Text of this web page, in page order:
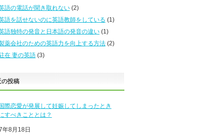
語の電話が聞き取れない(2)
語を話せないのに英語教師をしている (1)
語独特の発音と日本語の発音の違い(1)
薬会社のための英語力を向上する方法(2)
在 妻の英語(3)
の投稿
際恋愛が発展して妊娠してしまったとき
すべきこととは？
年8月18日